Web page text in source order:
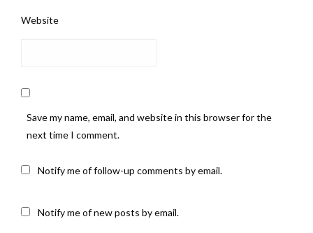
Website
Save my name, email, and website in this browser for the
next time I comment.
Notify me of follow-up comments by email.
Notify me of new posts by email.